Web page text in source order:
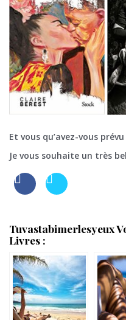
Et vous qu’avez-vous
Je vous souhaite un très
Tuvastabimerlesyeux
Livres :